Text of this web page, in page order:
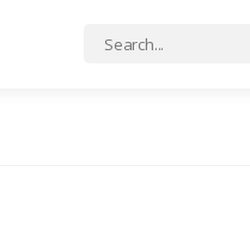
Search
for: